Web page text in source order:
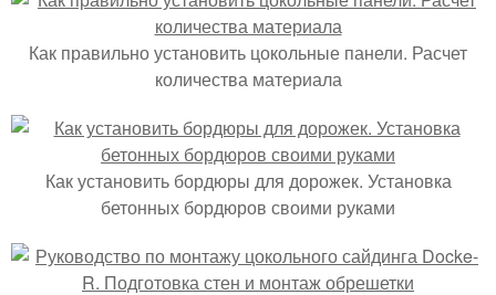
Как правильно установить цокольные панели. Расчет
количества материала
Как установить бордюры для дорожек. Установка
бетонных бордюров своими руками